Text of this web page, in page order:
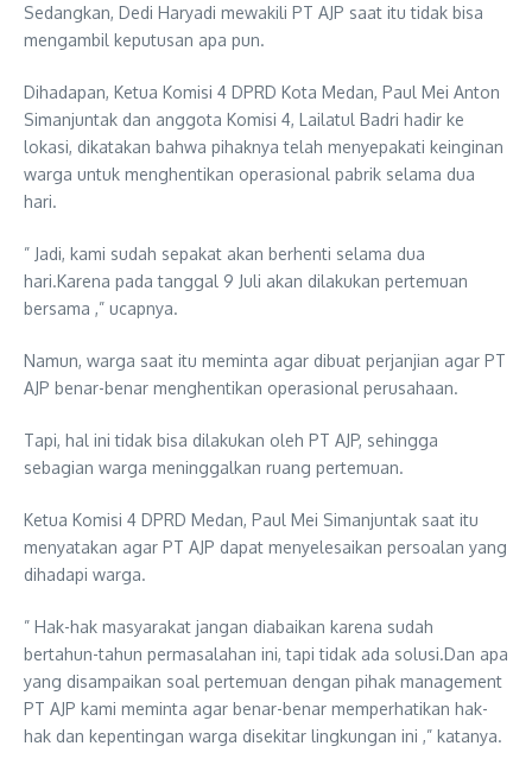
Sedangkan, Dedi Haryadi mewakili PT AJP saat itu tidak bisa
mengambil keputusan apa pun.
Dihadapan, Ketua Komisi 4 DPRD Kota Medan, Paul Mei Anton
Simanjuntak dan anggota Komisi 4, Lailatul Badri hadir ke
lokasi, dikatakan bahwa pihaknya telah menyepakati keinginan
warga untuk menghentikan operasional pabrik selama dua
hari.
” Jadi, kami sudah sepakat akan berhenti selama dua
hari.Karena pada tanggal 9 Juli akan dilakukan pertemuan
bersama ,” ucapnya.
Namun, warga saat itu meminta agar dibuat perjanjian agar PT
AJP benar-benar menghentikan operasional perusahaan.
Tapi, hal ini tidak bisa dilakukan oleh PT AJP, sehingga
sebagian warga meninggalkan ruang pertemuan.
Ketua Komisi 4 DPRD Medan, Paul Mei Simanjuntak saat itu
menyatakan agar PT AJP dapat menyelesaikan persoalan yang
dihadapi warga.
” Hak-hak masyarakat jangan diabaikan karena sudah
bertahun-tahun permasalahan ini, tapi tidak ada solusi.Dan apa
yang disampaikan soal pertemuan dengan pihak management
PT AJP kami meminta agar benar-benar memperhatikan hak-
hak dan kepentingan warga disekitar lingkungan ini ,” katanya.